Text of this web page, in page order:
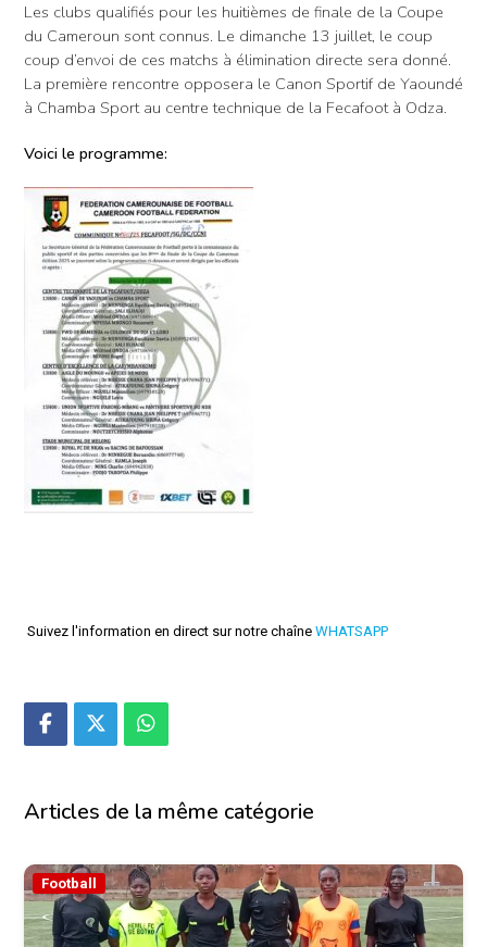
Les clubs qualifiés pour les huitièmes de finale de la Coupe
du Cameroun sont connus. Le dimanche 13 juillet, le coup
coup d’envoi de ces matchs à élimination directe sera donné.
La première rencontre opposera le Canon Sportif de Yaoundé
à Chamba Sport au centre technique de la Fecafoot à Odza.
Voici le programme:
Suivez l'information en direct sur notre chaîne WHATSAPP
Articles de la même catégorie
Football